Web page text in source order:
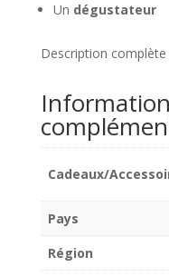
Un dégustateur
Description
Cadeaux/
Pays
Région